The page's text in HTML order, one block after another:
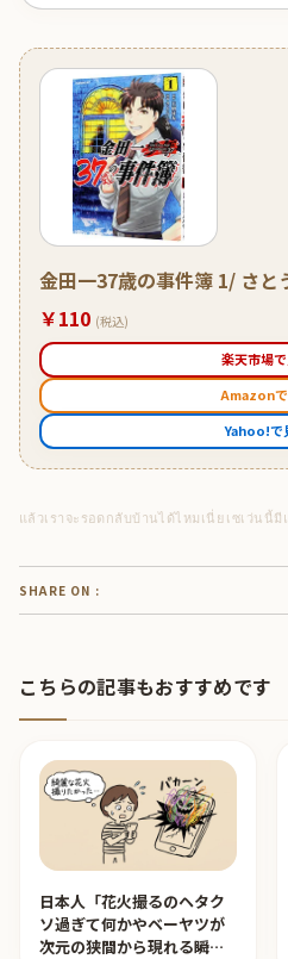
金田一37歳の事件簿 1/ さと
￥110 (税込)
楽天市場
Amazon
Yahoo!で
แล้วเราจะรอดกลับบ้านได้ไหมเนี่ย เซเว่นนี้
SHARE ON :
こちらの記事もおすすめです
日本人「花火撮るのヘタク
ソ過ぎて何かやベーヤツが
次元の狭間から現れる瞬間